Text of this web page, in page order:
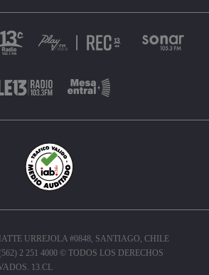
URREJOLA #0848, SANTIAGO, CHILE
2 251 4000 © TODOS LOS DERECHOS
13.CL